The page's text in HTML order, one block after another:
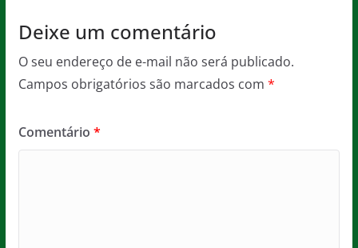
Deixe um comentário
O seu endereço de e-mail não será publicado.
Campos obrigatórios são marcados com *
Comentário *